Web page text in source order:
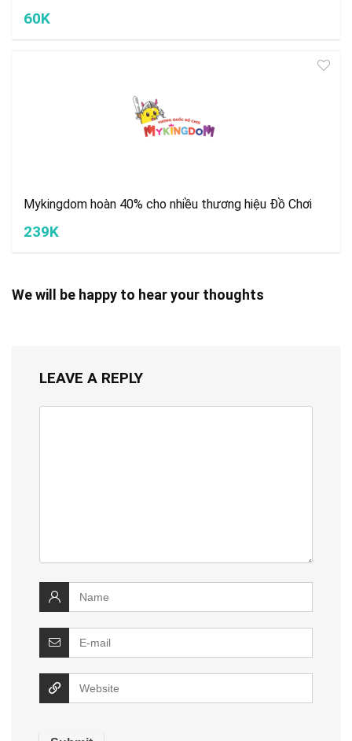
60K
Mykingdom hoàn 40% cho nhiều thương hiệu Đồ Chơi
239K
We will be happy to hear your thoughts
LEAVE A REPLY